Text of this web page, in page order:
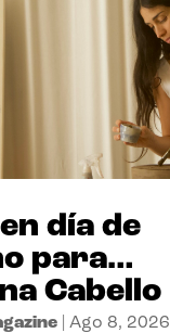
día de
para…
Cabello
| Ago 8, 2026